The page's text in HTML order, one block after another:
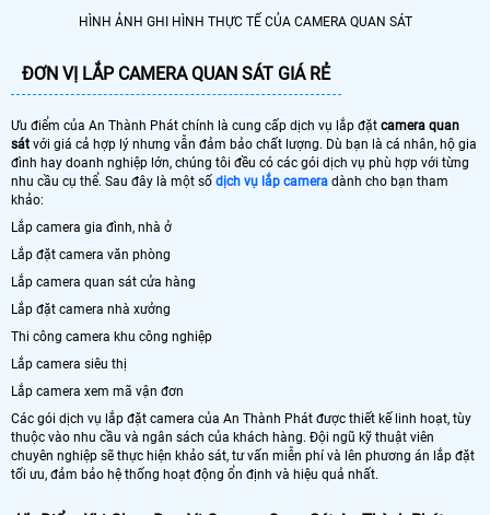
HÌNH ẢNH GHI HÌNH THỰC TẾ CỦA CAMERA QUAN SÁT
ĐƠN VỊ LẮP CAMERA QUAN SÁT GIÁ RẺ
Ưu điểm của An Thành Phát chính là cung cấp dịch vụ lắp đặt camera quan
sát với giá cả hợp lý nhưng vẫn đảm bảo chất lượng. Dù bạn là cá nhân, hộ gia
đình hay doanh nghiệp lớn, chúng tôi đều có các gói dịch vụ phù hợp với từng
nhu cầu cụ thể. Sau đây là một số dịch vụ lắp camera dành cho bạn tham
khảo:
Lắp camera gia đình, nhà ở
Lắp đặt camera văn phòng
Lắp camera quan sát cửa hàng
Lắp đặt camera nhà xưởng
Thi công camera khu công nghiệp
Lắp camera siêu thị
Lắp camera xem mã vận đơn
Các gói dịch vụ lắp đặt camera của An Thành Phát được thiết kế linh hoạt, tùy
thuộc vào nhu cầu và ngân sách của khách hàng. Đội ngũ kỹ thuật viên
chuyên nghiệp sẽ thực hiện khảo sát, tư vấn miễn phí và lên phương án lắp đặt
tối ưu, đảm bảo hệ thống hoạt động ổn định và hiệu quả nhất.